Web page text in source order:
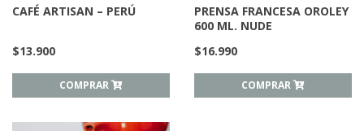
CAFÉ ARTISAN – PERÚ
$13.900
COMPRAR
PRENSA FRANCESA OROLEY
600 ML. NUDE
$16.990
COMPRAR